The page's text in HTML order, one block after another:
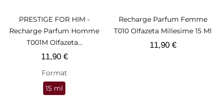
PRESTIGE FOR HIM -
Recharge Parfum Homme
T001M Olfazeta...
Prix
11,90 €
Format
15 ml
Recharge Parfum Femme
T010 Olfazeta Millesime 15 Ml
Prix
11,90 €